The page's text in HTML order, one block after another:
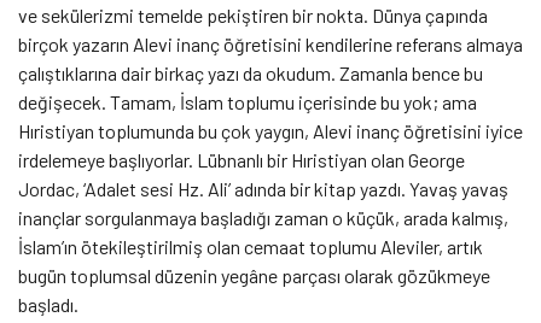
ve sekülerizmi temelde pekiştiren bir nokta. Dünya çapında
birçok yazarın Alevi inanç öğretisini kendilerine referans almaya
çalıştıklarına dair birkaç yazı da okudum. Zamanla bence bu
değişecek. Tamam, İslam toplumu içerisinde bu yok; ama
Hıristiyan toplumunda bu çok yaygın, Alevi inanç öğretisini iyice
irdelemeye başlıyorlar. Lübnanlı bir Hıristiyan olan George
Jordac, ‘Adalet sesi Hz. Ali’ adında bir kitap yazdı. Yavaş yavaş
inançlar sorgulanmaya başladığı zaman o küçük, arada kalmış,
İslam’ın ötekileştirilmiş olan cemaat toplumu Aleviler, artık
bugün toplumsal düzenin yegâne parçası olarak gözükmeye
başladı.